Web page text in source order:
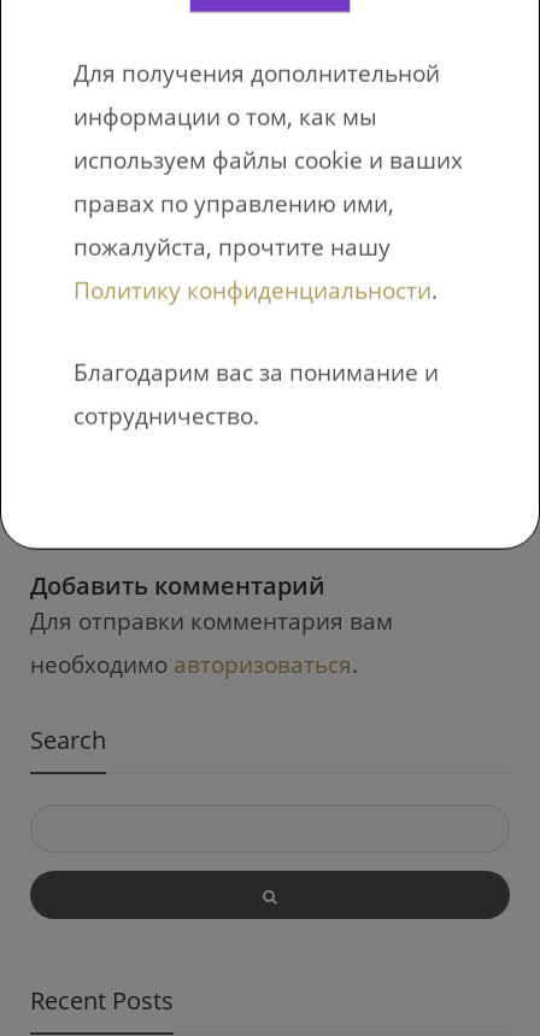
Я согласен получать новости
ПОЛУЧИТЕ БЕСПЛАТНЫЕ
РАСПЕЧАТАННЫЕ
УПРАЖНЕНИЯ
Читаете книги
Добавить комментарий
Для отправки комментария вам
необходимо авторизоваться.
Search
Recent Posts
Для получения дополнительной
информации о том, как мы
используем файлы cookie и ваших
правах по управлению ими,
пожалуйста, прочтите нашу
Политику конфиденциальности.
Благодарим вас за понимание и
сотрудничество.